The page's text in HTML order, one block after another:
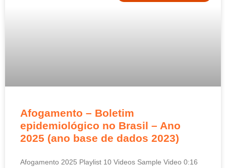
Afogamento – Boletim
epidemiológico no Brasil – Ano
2025 (ano base de dados 2023)
Afogamento 2025 Playlist 10 Videos Sample Video 0:16